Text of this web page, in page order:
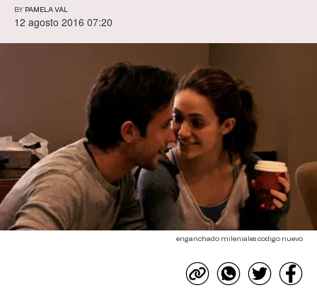
BY PAMELA VAL
12 agosto 2016 07:20
enganchado mileniales codigo nuevo